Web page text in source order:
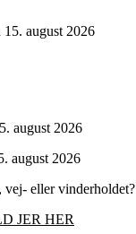
august 2026
august 2026
eller vinderholdet?
JER HER